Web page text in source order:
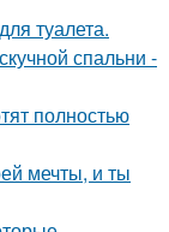
туалета.
спальни -
полностью
мечты, и ты